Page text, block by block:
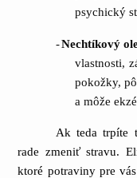
psychický
-Nechtíkový
vlastnosti,
pokožky,
a môže
Ak teda trpíte
rade zmeniť stravu.
ktoré potraviny pre